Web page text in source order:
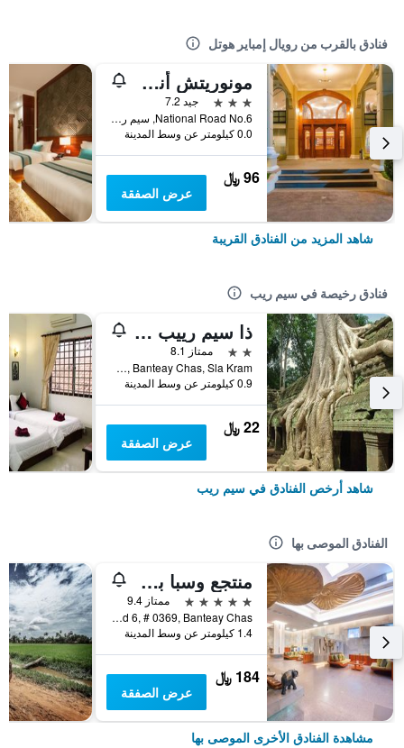
فنادق بالقرب من رويال إمباير هوتل
مونوريتش أنجكور هوتل
3 نجوم
جيد 7.2
National Road No.6, سيم ريب, كمبوديا
0.0 كيلومتر عن وسط المدينة
96 ﷼
عرض الصفقة
شاهد المزيد من الفنادق القريبة
فنادق رخيصة في سيم ريب
ذا سيم رييب تشيلد باكباكرز
2 نجمتين
ممتاز 8.1
Wat Bo Rd, Banteay Chas, Sla Kram, سيم ريب, كمبوديا
0.9 كيلومتر عن وسط المدينة
22 ﷼
عرض الصفقة
شاهد أرخص الفنادق في سيم ريب
الفنادق الموصى بها
منتجع وسبا بوراي أنغكور
5 نجوم
ممتاز 9.4
National Road 6, # 0369, Banteay Chas, سيم ريب, كمبوديا
1.4 كيلومتر عن وسط المدينة
184 ﷼
عرض الصفقة
مشاهدة الفنادق الأخرى الموصى بها